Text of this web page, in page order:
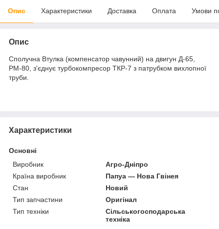
Опис Характеристики Доставка Оплата Умови
Опис
Сполучна Втулка (компенсатор чавунний) на двигун Д-65,
РМ-80, з'єднує турбокомпресор ТКР-7 з патрубком вихлопної
труби.
Характеристики
Основні
Виробник
Агро-Дніпро
Країна виробник
Папуа — Нова Гвінея
Стан
Новий
Тип запчастини
Оригінал
Тип техніки
Сільськогосподарська
техніка